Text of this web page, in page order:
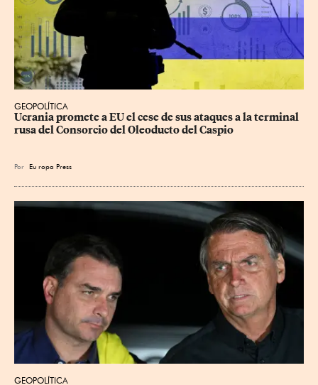
GEOPOLÍTICA
Ucrania promete a EU el cese de sus ataques a la terminal
rusa del Consorcio del Oleoducto del Caspio
Por Eu ropa Press
GEOPOLÍTICA